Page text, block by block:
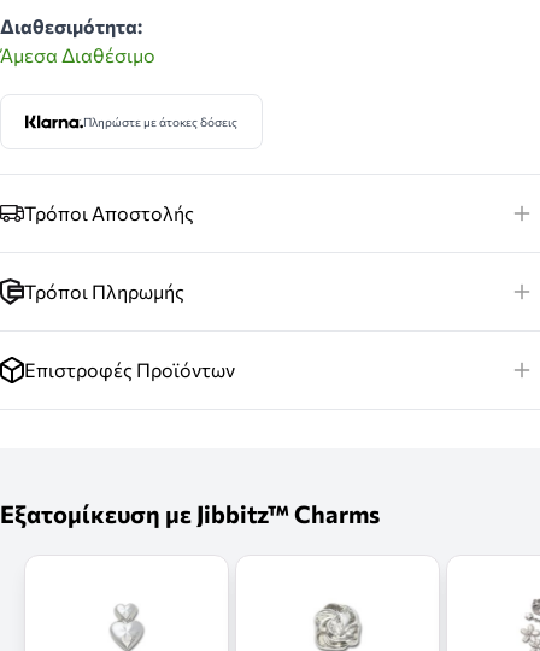
Διαθεσιμότητα:
Άμεσα Διαθέσιμο
Πληρώστε με άτοκες δόσεις
Τρόποι Αποστολής
Τρόποι Πληρωμής
Επιστροφές Προϊόντων
Εξατομίκευση με Jibbitz™ Charms